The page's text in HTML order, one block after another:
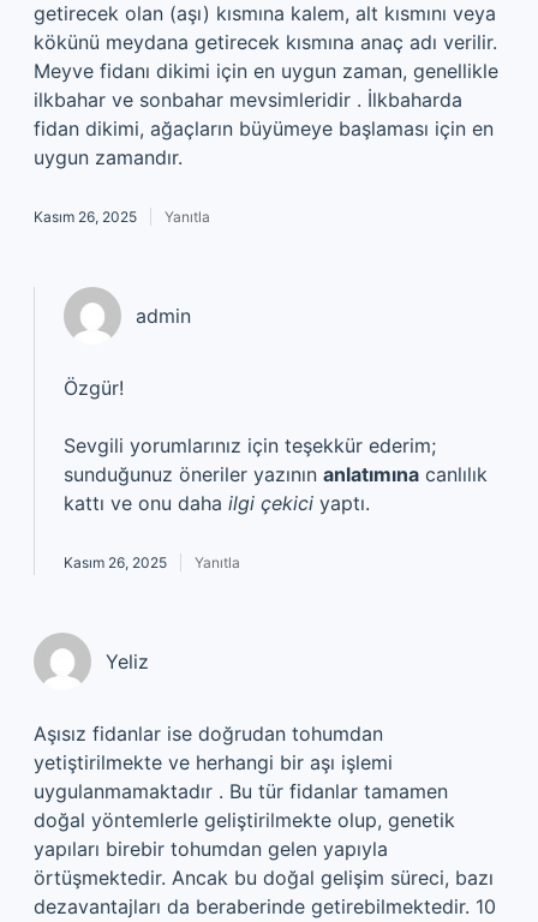
getirecek olan (aşı) kısmına kalem, alt kısmını veya
kökünü meydana getirecek kısmına anaç adı verilir.
Meyve fidanı dikimi için en uygun zaman, genellikle
ilkbahar ve sonbahar mevsimleridir . İlkbaharda
fidan dikimi, ağaçların büyümeye başlaması için en
uygun zamandır.
Kasım 26, 2025 Yanıtla
admin
Özgür!
Sevgili yorumlarınız için teşekkür ederim;
sunduğunuz öneriler yazının anlatımına canlılık
kattı ve onu daha ilgi çekici yaptı.
Kasım 26, 2025 Yanıtla
Yeliz
Aşısız fidanlar ise doğrudan tohumdan
yetiştirilmekte ve herhangi bir aşı işlemi
uygulanmamaktadır . Bu tür fidanlar tamamen
doğal yöntemlerle geliştirilmekte olup, genetik
yapıları birebir tohumdan gelen yapıyla
örtüşmektedir. Ancak bu doğal gelişim süreci, bazı
dezavantajları da beraberinde getirebilmektedir. 10